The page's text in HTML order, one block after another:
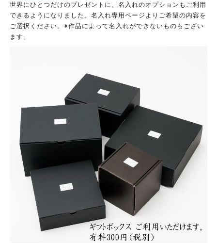
世界にひとつだけのプレゼントに、名入れのオプションもご利用
できるようになりました。名入れ専用ページよりご希望の内容を
ご選択ください。※作品によって名入れができないものもござい
ます。